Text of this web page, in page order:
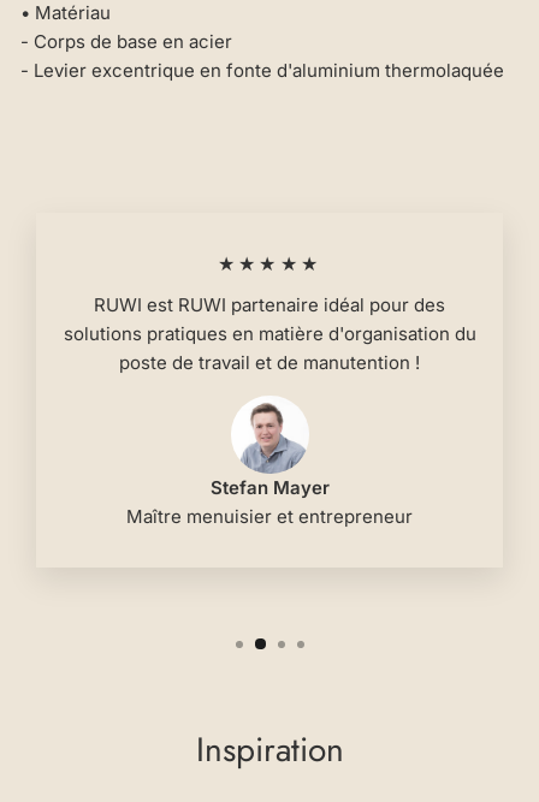
• Matériau
- Corps de base en acier
- Levier excentrique en fonte d'aluminium thermolaquée
★★★★★
RUWI est RUWI partenaire idéal pour des
solutions pratiques en matière d'organisation du
poste de travail et de manutention !
Stefan Mayer
Maître menuisier et entrepreneur
Inspiration